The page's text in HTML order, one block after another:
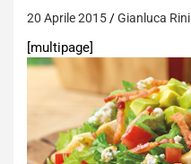
20 Aprile 2015 Gianluca Rini
[multipage]